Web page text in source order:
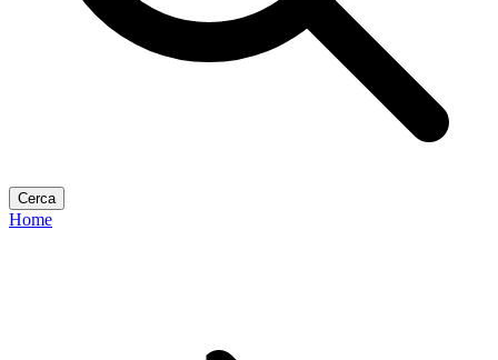
Cerca
Home